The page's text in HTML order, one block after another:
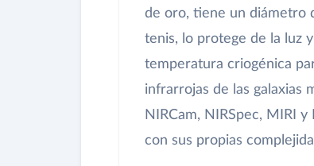
de oro, tiene un diámetro
tenis, lo protege de la luz
temperatura criogénica
infrarrojas de las galaxias
NIRCam, NIRSpec, MIRI
con sus propias